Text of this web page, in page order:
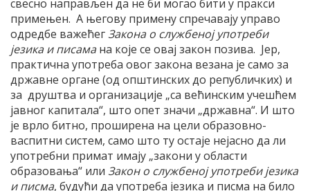
свесно направљен да не би могао бити у пракси
примењен. А његову примену спречавају управо
одредбе важећег Закона о службеној употреби
језика и писамана које се овај закон позива. Јер,
практична употреба овог закона везана је само за
државне органе (од општинских до републичких) и
за друштва и организације „са већинским учешћем
јавног капитала“, што опет значи „државна“. И што
је врло битно, проширена на цели образовно-
васпитни систем, само што ту остаје нејасно да ли
употребни примат имају „закони у области
образовања“ или Закон о службеној употреби језика
и писма, будући да употреба језика и писма на било